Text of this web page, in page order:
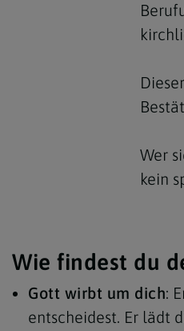
Wer
kein
Wie findest du
Gott wirbt um dich:
entscheidest. Er lädt